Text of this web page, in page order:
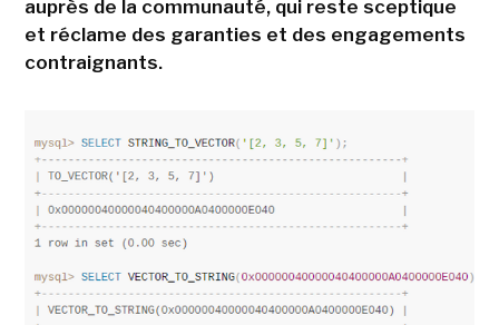
auprès de la communauté, qui reste sceptique
et réclame des garanties et des engagements
contraignants.